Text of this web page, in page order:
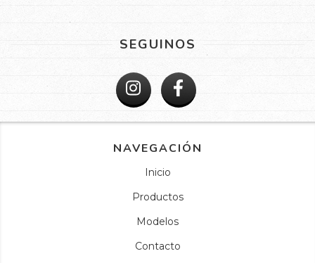
SEGUINOS
NAVEGACIÓN
Inicio
Productos
Modelos
Contacto